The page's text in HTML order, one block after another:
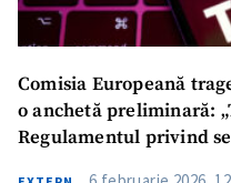
Comisia Europeană
o anchetă preliminară:
Regulamentul privind